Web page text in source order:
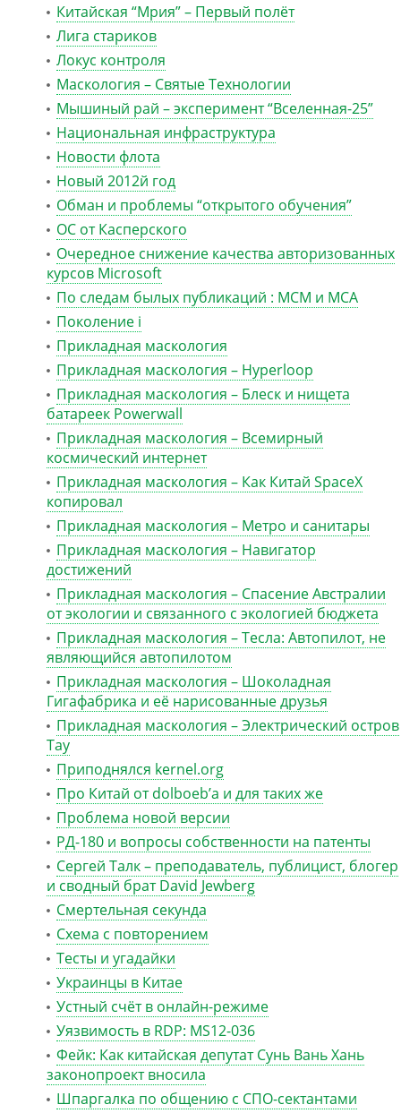
Китайская “Мрия” – Первый полёт
Лига стариков
Локус контроля
Маскология – Святые Технологии
Мышиный рай – эксперимент “Вселенная-25”
Национальная инфраструктура
Новости флота
Новый 2012й год
Обман и проблемы “открытого обучения”
ОС от Касперского
Очередное снижение качества авторизованных
курсов Microsoft
По следам былых публикаций : MCM и MCA
Поколение i
Прикладная маскология
Прикладная маскология – Hyperloop
Прикладная маскология – Блеск и нищета
батареек Powerwall
Прикладная маскология – Всемирный
космический интернет
Прикладная маскология – Как Китай SpaceX
копировал
Прикладная маскология – Метро и санитары
Прикладная маскология – Навигатор
достижений
Прикладная маскология – Спасение Австралии
от экологии и связанного с экологией бюджета
Прикладная маскология – Тесла: Автопилот, не
являющийся автопилотом
Прикладная маскология – Шоколадная
Гигафабрика и её нарисованные друзья
Прикладная маскология – Электрический остров
Тау
Приподнялся kernel.org
Про Китай от dolboeb’а и для таких же
Проблема новой версии
РД-180 и вопросы собственности на патенты
Сергей Талк – преподаватель, публицист, блогер
и сводный брат David Jewberg
Смертельная секунда
Схема с повторением
Тесты и угадайки
Украинцы в Китае
Устный счёт в онлайн-режиме
Уязвимость в RDP: MS12-036
Фейк: Как китайская депутат Сунь Вань Хань
законопроект вносила
Шпаргалка по общению с СПО-сектантами